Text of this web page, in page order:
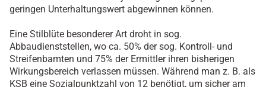
geringen Unterhaltungswert abgewinnen können.
Eine Stilblüte besonderer Art droht in sog.
Abbaudienststellen, wo ca. 50% der sog. Kontroll- und
Streifenbamten und 75% der Ermittler ihren bisherigen
Wirkungsbereich verlassen müssen. Während man z. B. als
KSB eine Sozialpunktzahl von 12 benötigt, um sicher am